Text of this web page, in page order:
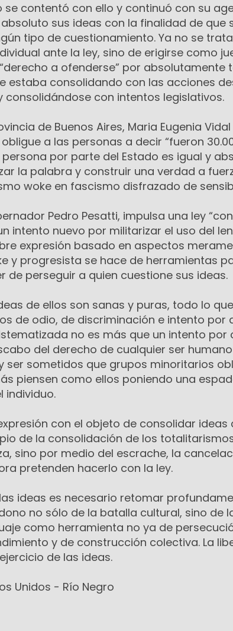
se contentó con ello y continuó con su
sus ideas con la finalidad de que
tipo de cuestionamiento. Ya no se
ante la ley, sino de erigirse como
a ofenderse” por absolutamente
estaba consolidando con las acciones
consolidándose con intentos legislativos.
de Buenos Aires, Maria Eugenia
a las personas a decir “fueron
por parte del Estado es igual y
la palabra y construir una verdad a
woke en fascismo disfrazado de
Pedro Pesatti, impulsa una ley
intento nuevo por militarizar el uso del
expresión basado en aspectos
y progresista se hace de herramientas
de perseguir a quien cuestione sus ideas.
de ellos son sanas y puras, todo lo
de odio, de discriminación e intento por
no es más que un intento por
del derecho de cualquier ser
ser sometidos que grupos minoritarios
piensen como ellos poniendo una
individuo.
con el objeto de consolidar ideas
de la consolidación de los
sino por medio del escrache, la
pretenden hacerlo con la ley.
ideas es necesario retomar
no sólo de la batalla cultural, sino de
como herramienta no ya de
y de construcción colectiva. La
de las ideas.
Unidos - Río Negro